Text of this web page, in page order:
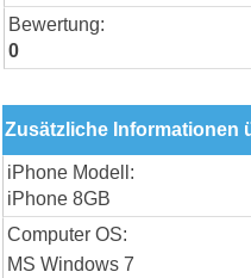
Bewertung:
0
Zusätzliche Informationen
iPhone Modell:
iPhone 8GB
Computer OS:
MS Windows 7